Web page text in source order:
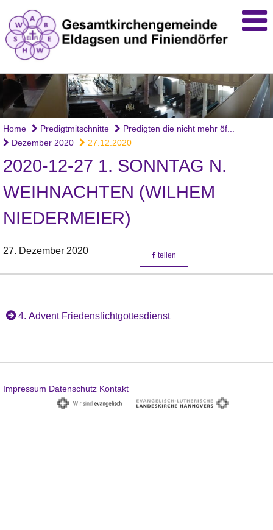
Home Predigtmitschnitte
Predigten die nicht mehr öf...
Dezember 2020
27.12.2020
2020-12-27 1. SONNTAG N.
WEIHNACHTEN (WILHEM
NIEDERMEIER)
27. Dezember 2020 teilen
4. Advent Friedenslichtgottesdienst
Impressum Datenschutz Kontakt